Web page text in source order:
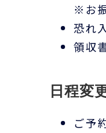
※お
恐れ
領収
日程変
ご予